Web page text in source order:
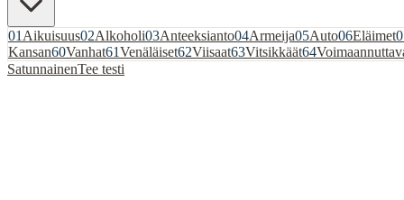
01 Aikuisuus02Alkoholi03Anteeksianto04Armeija05Auto06Eläimet
Kansan60Vanhat61Venäläiset62Viisaat63Vitsikkäät64
SatunnainenTee testi